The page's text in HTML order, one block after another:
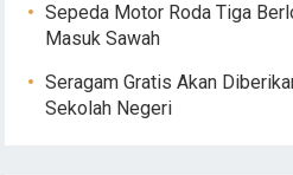
Sepeda Motor Roda Tiga
Masuk Sawah
Seragam Gratis Akan
Sekolah Negeri